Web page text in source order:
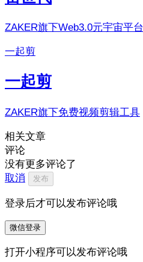
ZAKER旗下Web3.0元宇宙平台
一起剪
一起剪
ZAKER旗下免费视频剪辑工具
相关文章
评论
没有更多评论了
取消
发布
登录后才可以发布评论哦
微信登录
打开小程序可以发布评论哦